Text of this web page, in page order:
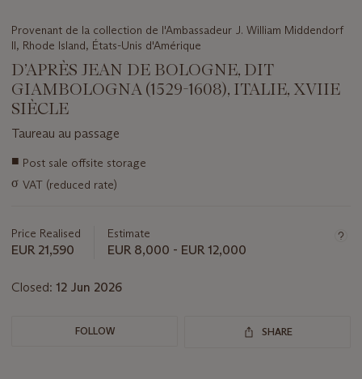
Provenant de la collection de l'Ambassadeur J. William Middendorf
II, Rhode Island, États-Unis d'Amérique
D’APRÈS JEAN DE BOLOGNE, DIT
GIAMBOLOGNA (1529-1608), ITALIE, XVIIE
SIÈCLE
Taureau au passage
Important
about
■ Post sale offsite storage
σ VAT (reduced rate)
Price Realised
EUR 21,590
Estimate
EUR 8,000 - EUR 12,000
Closed: 12 Jun 2026
FOLLOW SHARE